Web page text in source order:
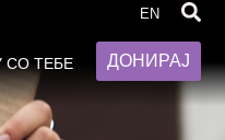
EN
СО ТЕБЕ ДОНИРАЈ